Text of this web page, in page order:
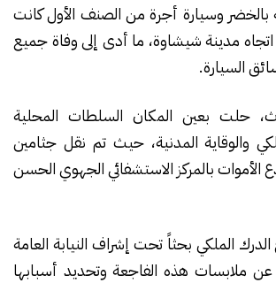
وسيارة أجرة من الصنف الأول كانت
مدينة شيشاوة، ما أدى إلى وفاة جميع
السيارة.
حلت بعين المكان السلطات المحلية
والوقاية المدنية، حيث تم نقل جثامين
الأموات بالمركز الاستشفائي الجهوي الحسن
الملكي بحثاً تحت إشراف النيابة العامة
ملابسات هذه الفاجعة وتحديد أسبابها